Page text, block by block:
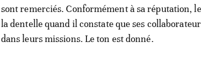
sont remerciés. Conformément à sa réputation,
la dentelle quand il constate que ses
dans leurs missions. Le ton est donné.